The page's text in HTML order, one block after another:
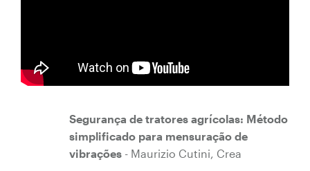
Segurança de tratores agrícolas: Método
simplificado para mensuração de
vibrações - Maurizio Cutini, Crea